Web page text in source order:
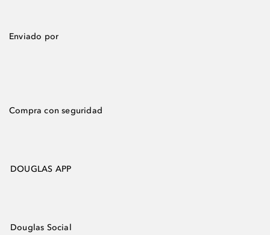
Enviado por
Compra con seguridad
DOUGLAS APP
Douglas Social